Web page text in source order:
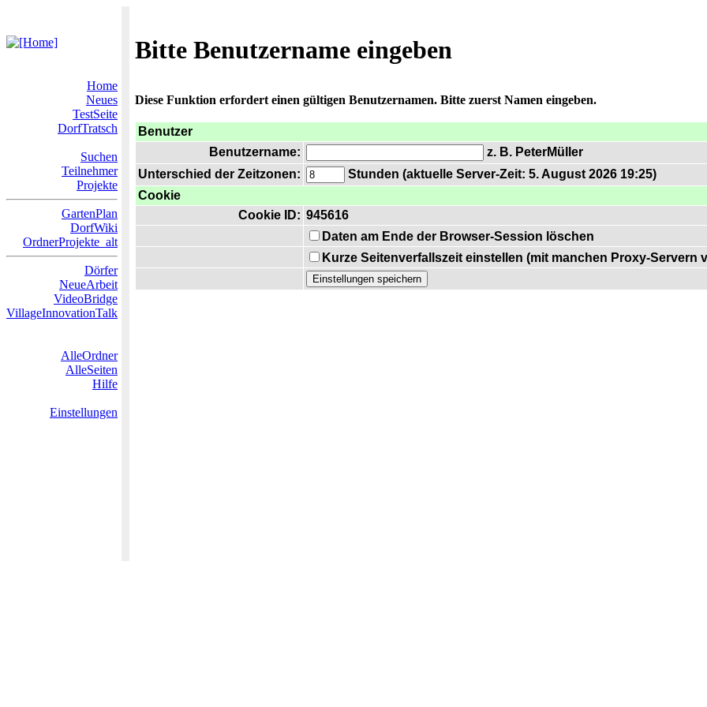
Bitte Benutzername eingeben
Home
Neues
TestSeite
DorfTratsch
Suchen
Teilnehmer
Projekte
GartenPlan
DorfWiki
OrdnerProjekte_alt
Dörfer
NeueArbeit
VideoBridge
VillageInnovationTalk
AlleOrdner
AlleSeiten
Hilfe
Einstellungen
Diese Funktion erfordert einen gültigen Benutzernamen. Bitte zuerst Namen eingeben.
Benutzer
Benutzername:
z. B. PeterMüller
Unterschied der Zeitzonen:
Stunden (aktuelle Server-Zeit: 5. August 2026 19:25)
Cookie
Cookie ID: 945616
Daten am Ende der Browser-Session löschen
Kurze Seitenverfallszeit einstellen (mit manchen Proxy-Servern